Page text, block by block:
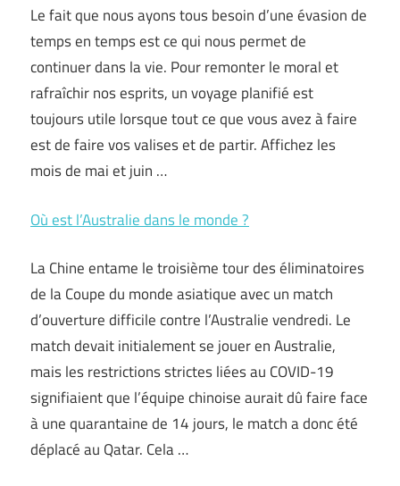
Le fait que nous ayons tous besoin d’une évasion de
temps en temps est ce qui nous permet de
continuer dans la vie. Pour remonter le moral et
rafraîchir nos esprits, un voyage planifié est
toujours utile lorsque tout ce que vous avez à faire
est de faire vos valises et de partir. Affichez les
mois de mai et juin …
Où est l’Australie dans le monde ?
La Chine entame le troisième tour des éliminatoires
de la Coupe du monde asiatique avec un match
d’ouverture difficile contre l’Australie vendredi. Le
match devait initialement se jouer en Australie,
mais les restrictions strictes liées au COVID-19
signifiaient que l’équipe chinoise aurait dû faire face
à une quarantaine de 14 jours, le match a donc été
déplacé au Qatar. Cela …